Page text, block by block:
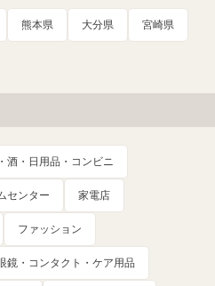
熊本県 大分県 宮崎県
酒・日用品・コンビニ
センター 家電店
ファッション
鏡・コンタクト・ケア用品